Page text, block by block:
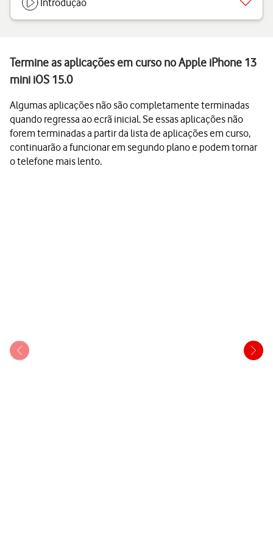
Introdução
Termine as aplicações em curso no Apple iPhone 13
mini iOS 15.0
Algumas aplicações não são completamente terminadas
quando regressa ao ecrã inicial. Se essas aplicações não
forem terminadas a partir da lista de aplicações em curso,
continuarão a funcionar em segundo plano e podem tornar
o telefone mais lento.